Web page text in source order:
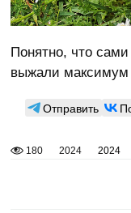
Понятно, что
выжали
Отправить
180 2024 2024